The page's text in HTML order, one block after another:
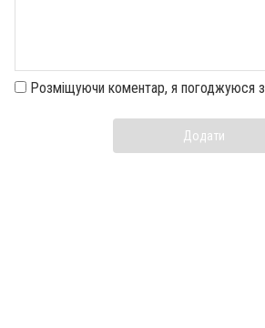
Розміщуючи коментар, я погоджуюся з
Додати